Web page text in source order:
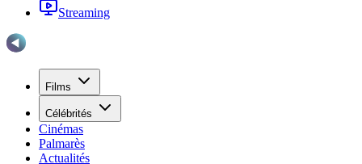
Streaming
Films
Célébrités
Cinémas
Palmarès
Actualités